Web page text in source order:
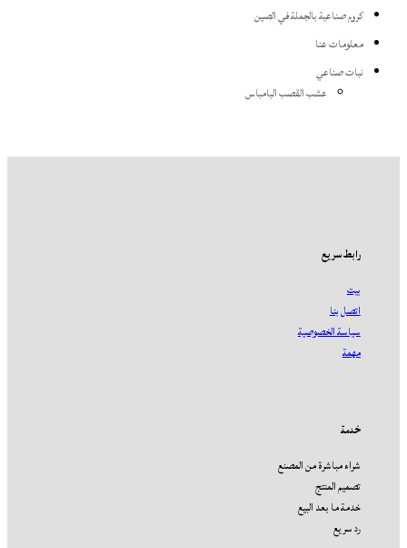
كروم صناعية بالجملة في الصين
معلومات عنا
نبات صناعي
عشب القصب البامباس
رابط سريع
بيت
اتصل بنا
سياسة الخصوصية
مهمة
خدمة
شراء مباشرة من المصنع
تصميم المنتج
خدمة ما بعد البيع
رد سريع